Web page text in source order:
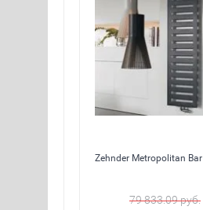
Zehnder Metropolitan Bar
79 833.09руб.